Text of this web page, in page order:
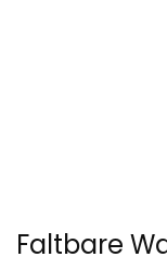
Faltbare